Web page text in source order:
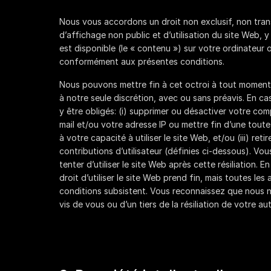
Nous vous accordons un droit non exclusif, non
d’affichage non public et d’utilisation du site Web,
est disponible (le « contenu ») sur votre ordinateur
conformément aux présentes conditions.
Nous pouvons mettre fin à cet octroi à tout
à notre seule discrétion, avec ou sans préavis. En
y être obligés: (i) supprimer ou désactiver votre
mail et/ou votre adresse IP ou mettre fin d’une
à votre capacité à utiliser le site Web, et/ou (iii)
contributions d’utilisateur (définies ci-dessous).
tenter d’utiliser le site Web après cette résiliation.
droit d’utiliser le site Web prend fin, mais toutes les
conditions subsistent. Vous reconnaissez que nous
vis de vous ou d’un tiers de la résiliation de votre